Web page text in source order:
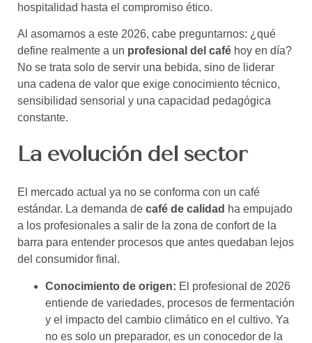
hospitalidad hasta el compromiso ético.
Al asomarnos a este 2026, cabe preguntarnos: ¿qué
define realmente a un profesional del café hoy en día?
No se trata solo de servir una bebida, sino de liderar
una cadena de valor que exige conocimiento técnico,
sensibilidad sensorial y una capacidad pedagógica
constante.
La evolución del sector
El mercado actual ya no se conforma con un café
estándar. La demanda de café de calidad ha empujado
a los profesionales a salir de la zona de confort de la
barra para entender procesos que antes quedaban lejos
del consumidor final.
Conocimiento de origen: El profesional de 2026
entiende de variedades, procesos de fermentación
y el impacto del cambio climático en el cultivo. Ya
no es solo un preparador, es un conocedor de la